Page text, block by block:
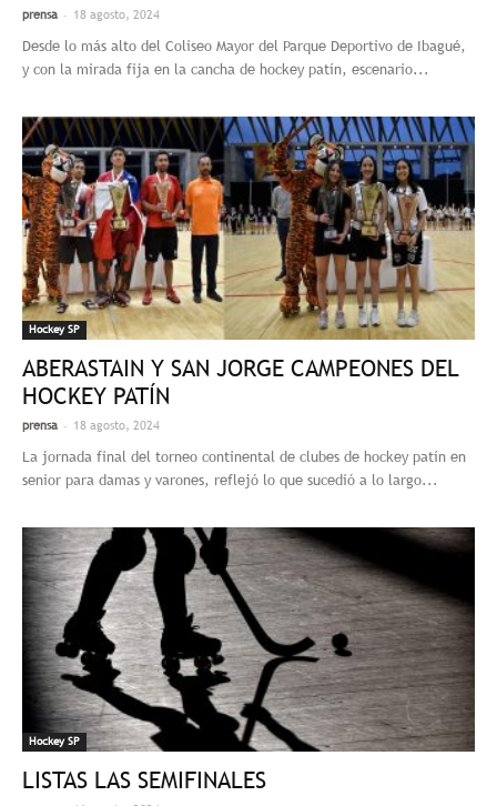
prensa - 18 agosto, 2024
Desde lo más alto del Coliseo Mayor del Parque Deportivo de Ibagué,
y con la mirada fija en la cancha de hockey patín, escenario...
Hockey SP
ABERASTAIN Y SAN JORGE CAMPEONES DEL
HOCKEY PATÍN
prensa - 18 agosto, 2024
La jornada final del torneo continental de clubes de hockey patín en
senior para damas y varones, reflejó lo que sucedió a lo largo...
Hockey SP
LISTAS LAS SEMIFINALES